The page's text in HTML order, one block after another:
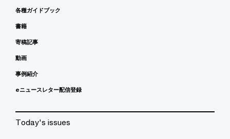
各種ガイドブック
書籍
寄稿記事
動画
事例紹介
eニュースレター配信登録
Today's issues